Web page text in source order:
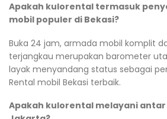
Apakah kulorental termasuk
mobil populer di Bekasi?
Buka 24 jam, armada mobil komplit
terjangkau merupakan barometer
layak menyandang status sebagai
Rental mobil Bekasi terbaik.
Apakah kulorental melayani